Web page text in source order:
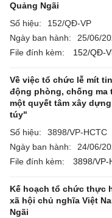
Quảng Ngãi
Số hiệu:
152/QĐ-VP
Ngày ban hành:
25/06/
File đính kèm:
152/QĐ-
Về việc tổ chức lễ mít
động phòng, chống ma
một quyết tâm xây
túy"
Số hiệu:
3898/VP-HCTC
Ngày ban hành:
24/06/
File đính kèm:
3898/VP-
Kế hoạch tổ chức thực
xã hội chủ nghĩa Việt
Ngãi